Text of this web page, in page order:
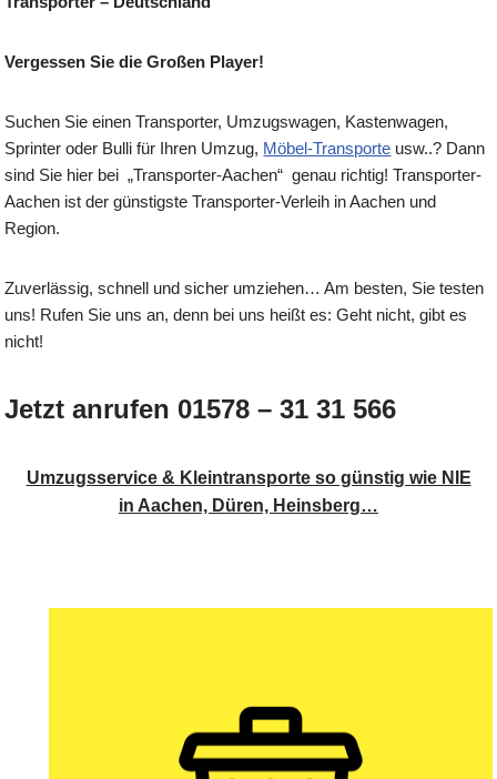
Vergessen Sie die Großen Player!
Suchen Sie einen Transporter, Umzugswagen, Kastenwagen,
Sprinter oder Bulli für Ihren Umzug, Möbel-Transporte usw..? Dann
sind Sie hier bei „Transporter-Aachen“ genau richtig! Transporter-
Aachen ist der günstigste Transporter-Verleih in Aachen und
Region.
Zuverlässig, schnell und sicher umziehen… Am besten, Sie testen
uns! Rufen Sie uns an, denn bei uns heißt es: Geht nicht, gibt es
nicht!
Jetzt anrufen 01578 – 31 31 566
Umzugsservice & Kleintransporte so günstig wie NIE
in Aachen, Düren, Heinsberg…